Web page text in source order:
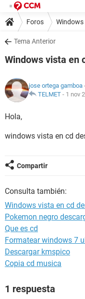
Foros Windows
Tema Anterior
Windows vista en
jose ortega gamboa
TELMET - 1 nov
Hola,
windows vista en cd
Compartir
Consulta también:
Windows vista en cd
Pokemon negro
Que es cd
Formatear windows 7
Descargar kmspico
Copia cd musica
1 respuesta